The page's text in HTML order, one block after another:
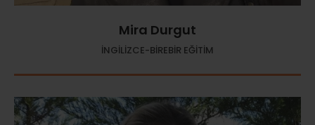
Mira Durgut
İNGİLİZCE-BİREBİR EĞİTİM